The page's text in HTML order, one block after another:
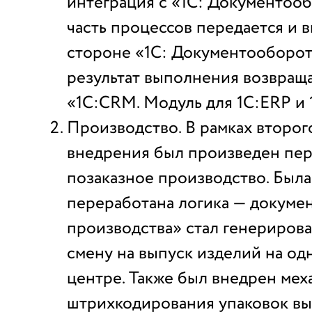
часть процессов передается и
стороне «1С:
результат выполнения
«1С:CRM. Модуль для 1С:ERP
Производство. В рамках
внедрения был произведен
позаказное производство.
переработана логика —
производства» стал
смену на выпуск изделий на
центре. Также был внедрен
штрихкодирования упаковок